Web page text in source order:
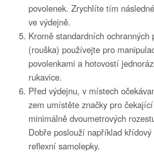
povolenek. Zrychlíte tím
ve výdejně.
Kromě standardních ochranných
(rouška) používejte pro
povolenkami a hotovostí
rukavice.
Před výdejnu, v místech
zem umístěte značky pro
minimálně dvoumetrových
Dobře poslouží například
reflexní samolepky.